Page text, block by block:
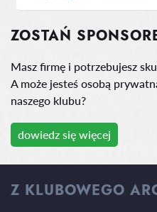
ZOSTAŃ
Masz firmę i potrzebujesz
A może jesteś osobą
naszego klubu?
dowiedz się więcej
Z KLUBOWEGO